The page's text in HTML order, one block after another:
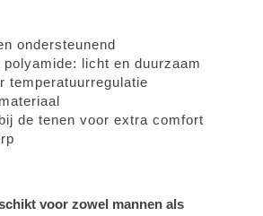
ondersteunend
licht en duurzaam
temperatuurregulatie
de tenen voor extra comfort
voor zowel mannen als